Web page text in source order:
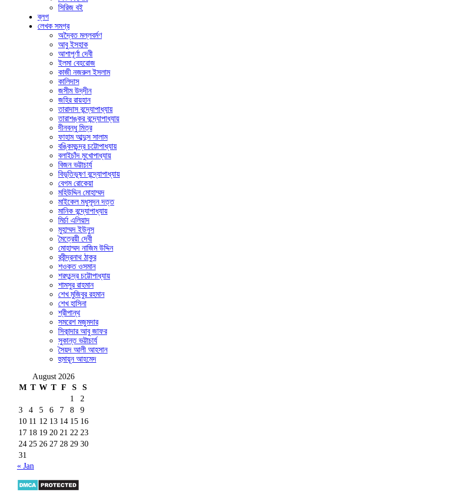
সিরিজ বই
ব্লগ
লেখক সমগ্র
অদ্বৈত মল্লবর্মণ
আবু ইসহাক
আশাপূর্ণা দেবী
ইলমা বেহরোজ
কাজী নজরুল ইসলাম
কালিদাস
জসীম উদ্‌দীন
জহির রায়হান
তারাদাস বন্দ্যোপাধ্যায়
তারাশঙ্কর বন্দ্যোপাধ্যায়
দীনবন্ধু মিত্র
ফাহাম আব্দুস সালাম
বঙ্কিমচন্দ্র চট্টোপাধ্যায়
বলাইচাঁদ মুখোপাধ্যায়
বিজন ভট্টাচার্য
বিভূতিভূষণ বন্দ্যোপাধ্যায়
বেগম রোকেয়া
মহিউদ্দিন মোহাম্মদ
মাইকেল মধুসূদন দত্ত
মানিক বন্দ্যোপাধ্যায়
মির্চা এলিয়াদ
মুহাম্মদ ইউনুস
মৈত্রেয়ী দেবী
মোহাম্মদ নাজিম উদ্দিন
রবীন্দ্রনাথ ঠাকুর
শওকত ওসমান
শরৎচন্দ্র চট্টোপাধ্যায়
শামসুর রাহমান
শেখ মুজিবুর রহমান
শেখ হাসিনা
শ্রীপান্থ
সমরেশ মজুমদার
সিকান্দার আবু জাফর
সুকান্ত ভট্টাচার্য
সৈয়দ আলী আহসান
হুমায়ূন আহমেদ
August 2026
M T W T F S
S
1
2
3
4 5 6 7 8
9
10 11 12 13 14 15 16
17 18 19 20 21 22 23
24 25 26 27 28 29 30
31
« Jan